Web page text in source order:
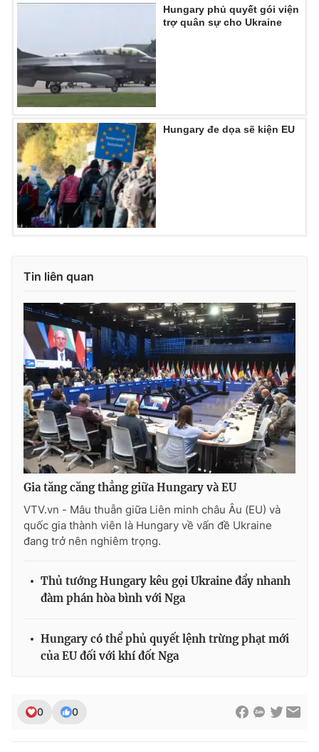
Hungary phủ quyết gói viện
trợ quân sự cho Ukraine
Hungary đe dọa sẽ kiện EU
Tin liên quan
Gia tăng căng thẳng giữa Hungary và EU
VTV.vn - Mâu thuẫn giữa Liên minh châu Âu (EU) và
quốc gia thành viên là Hungary về vấn đề Ukraine
đang trở nên nghiêm trọng.
Thủ tướng Hungary kêu gọi Ukraine đẩy nhanh
đàm phán hòa bình với Nga
Hungary có thể phủ quyết lệnh trừng phạt mới
của EU đối với khí đốt Nga
0 0